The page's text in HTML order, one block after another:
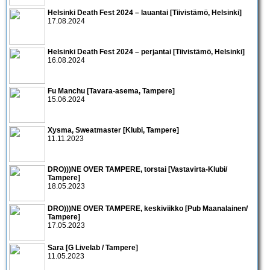
Helsinki Death Fest 2024 – lauantai [Tiivistämö, Helsinki]
17.08.2024
Helsinki Death Fest 2024 – perjantai [Tiivistämö, Helsinki]
16.08.2024
Fu Manchu [Tavara-asema, Tampere]
15.06.2024
Xysma, Sweatmaster [Klubi, Tampere]
11.11.2023
DRO)))NE OVER TAMPERE, torstai [Vastavirta-Klubi/
Tampere]
18.05.2023
DRO)))NE OVER TAMPERE, keskiviikko [Pub Maanalainen/
Tampere]
17.05.2023
Sara [G Livelab / Tampere]
11.05.2023